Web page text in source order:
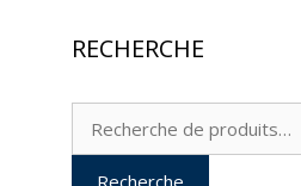
RECHERCHE
Recherche